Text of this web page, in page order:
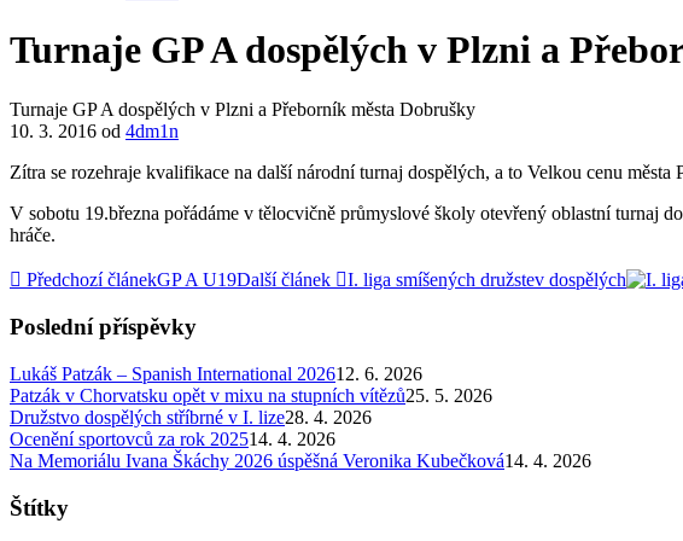
Turnaje GP A dospělých v Plzni a
Turnaje GP A dospělých v Plzni a Přeborník města Dobrušky
10. 3. 2016 od 4dm1n
Zítra se rozehraje kvalifikace na další národní turnaj dospělých, a to Velkou cenu
V sobotu 19.března pořádáme v tělocvičně průmyslové školy otevřený oblastní turnaj
hráče.
Předchozí článekGP A U19Další článek I. liga smíšených družstev dospělých
Poslední příspěvky
Lukáš Patzák – Spanish International 202612. 6. 2026
Patzák v Chorvatsku opět v mixu na stupních vítězů25. 5. 2026
Družstvo dospělých stříbrné v I. lize28. 4. 2026
Ocenění sportovců za rok 202514. 4. 2026
Na Memoriálu Ivana Škáchy 2026 úspěšná Veronika Kubečková14. 4. 2026
Štítky